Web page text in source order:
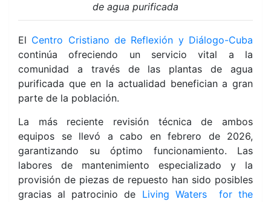
de agua purificada
El Centro Cristiano de Reflexión y Diálogo-Cuba
continúa ofreciendo un servicio vital a la
comunidad a través de las plantas de agua
purificada que en la actualidad benefician a gran
parte de la población.
La más reciente revisión técnica de ambos
equipos se llevó a cabo en febrero de 2026,
garantizando su óptimo funcionamiento. Las
labores de mantenimiento especializado y la
provisión de piezas de repuesto han sido posibles
gracias al patrocinio de Living Waters for the